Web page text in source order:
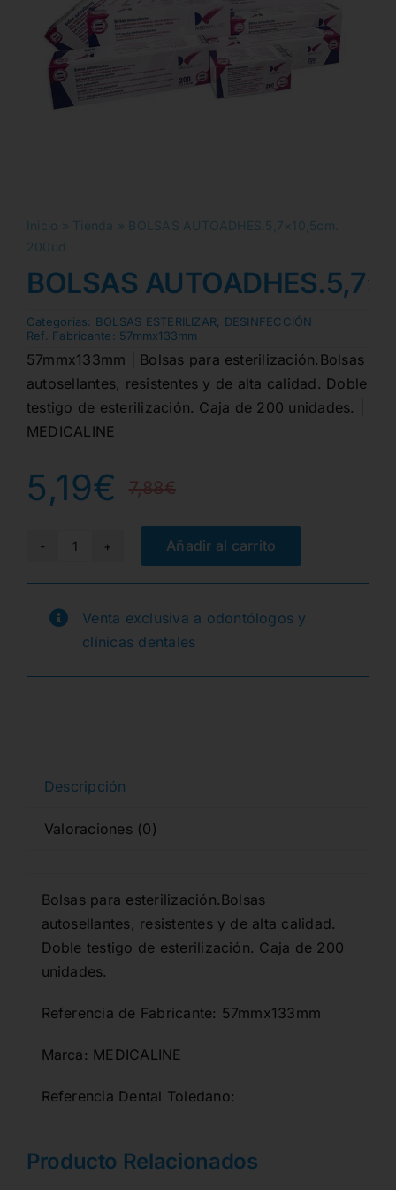
Inicio » Tienda » BOLSAS AUTOADHES.5,7×10,5cm.
200ud
BOLSAS
Categorias: BOLSAS ESTERILIZAR
DESINFECCIÓN
Ref. Fabricante: 57mmx133mm
57mmx133mm | Bolsas para esterilización.Bolsas
autosellantes, resistentes y de alta calidad. Doble
testigo de esterilización. Caja de 200 unidades. |
MEDICALINE
7,88€El
precio
original
era:
7,88€.
5,19€
El
precio
actual
es:
5,19€.
BOLSAS
AUTOADHES.5,7x10,5cm.
cantidad
Añadir al carrito
Venta exclusiva a odontólogos y
clínicas dentales
Descripción
Valoraciones (0)
Bolsas para esterilización.Bolsas
autosellantes, resistentes y de alta calidad.
Doble testigo de esterilización. Caja de 200
unidades.
Referencia de Fabricante: 57mmx133mm
Marca: MEDICALINE
Referencia Dental Toledano:
Producto Relacionados